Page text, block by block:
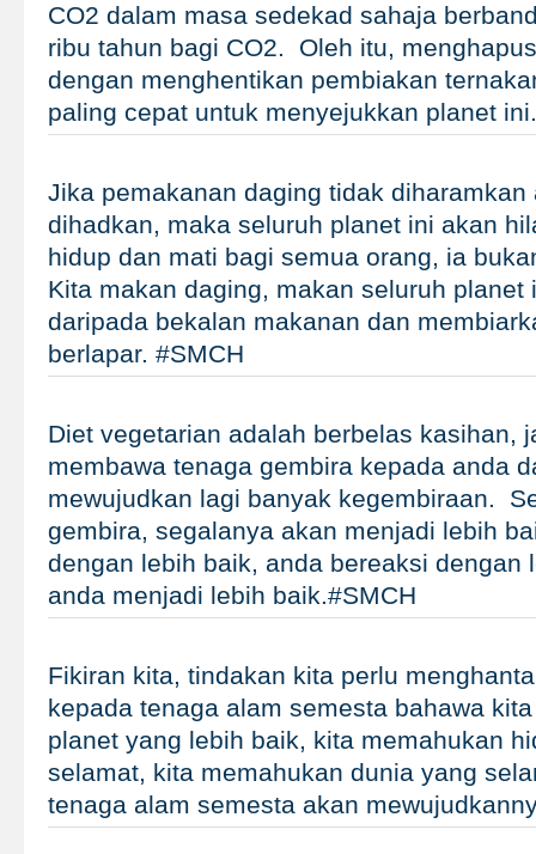
CO2 dalam masa sedekad sahaja
ribu tahun bagi CO2. Oleh itu,
dengan menghentikan pembiakan
paling cepat untuk menyejukkan planet
Jika pemakanan daging tidak diharamkan
dihadkan, maka seluruh planet ini akan
hidup dan mati bagi semua orang, ia
Kita makan daging, makan seluruh planet
daripada bekalan makanan dan
berlapar. #SMCH
Diet vegetarian adalah berbelas kasihan,
membawa tenaga gembira kepada anda
mewujudkan lagi banyak kegembiraan.
gembira, segalanya akan menjadi lebih
dengan lebih baik, anda bereaksi dengan
anda menjadi lebih baik.#SMCH
Fikiran kita, tindakan kita perlu
kepada tenaga alam semesta bahawa
planet yang lebih baik, kita memahukan
selamat, kita memahukan dunia yang
tenaga alam semesta akan